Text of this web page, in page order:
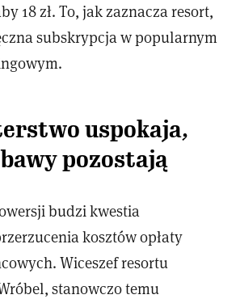
18 zł. To, jak zaznacza resort,
subskrypcja w popularnym
uspokaja,
pozostają
budzi kwestia
kosztów opłaty
Wiceszef resortu
stanowczo temu